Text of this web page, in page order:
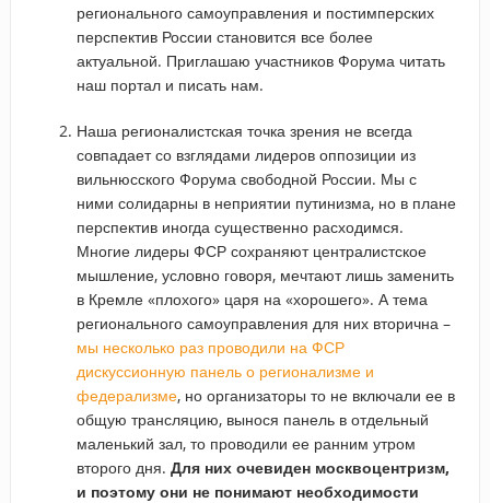
регионального самоуправления и постимперских
перспектив России становится все более
актуальной. Приглашаю участников Форума читать
наш портал и писать нам.
Наша регионалистская точка зрения не всегда
совпадает со взглядами лидеров оппозиции из
вильнюсского Форума свободной России. Мы с
ними солидарны в неприятии путинизма, но в плане
перспектив иногда существенно расходимся.
Многие лидеры ФСР сохраняют централистское
мышление, условно говоря, мечтают лишь заменить
в Кремле «плохого» царя на «хорошего». А тема
регионального самоуправления для них вторична –
мы несколько раз проводили на ФСР
дискуссионную панель о регионализме и
федерализме, но организаторы то не включали ее в
общую трансляцию, вынося панель в отдельный
маленький зал, то проводили ее ранним утром
второго дня. Для них очевиден москвоцентризм,
и поэтому они не понимают необходимости